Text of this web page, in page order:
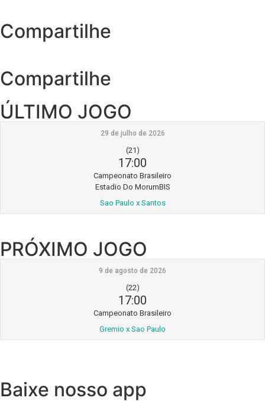
Compartilhe
Compartilhe
ÚLTIMO JOGO
29 de julho de 2026
(21)
17:00
Campeonato Brasileiro
Estadio Do MorumBIS
Sao Paulo x Santos
PRÓXIMO JOGO
9 de agosto de 2026
(22)
17:00
Campeonato Brasileiro
Gremio x Sao Paulo
Baixe nosso app